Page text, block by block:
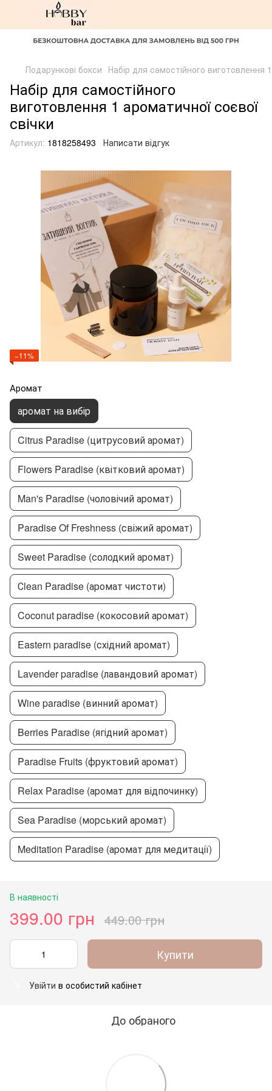
Подарункові бокси Набір для самостійного виготовлення
Набір для самостійного
виготовлення 1 ароматичної соєвої
свічки
Артикул: 1818258493 Написати відгук
−11%
Аромат
аромат на вибір
Citrus Paradise (цитрусовий аромат)
Flowers Paradise (квітковий аромат)
Man's Paradise (чоловічий аромат)
Paradise Of Freshness (свіжий аромат)
Sweet Paradise (солодкий аромат)
Сlean Paradise (аромат чистоти)
Coconut paradise (кокосовий аромат)
Eastern paradise (східний аромат)
Lavender paradise (лавандовий аромат)
Wine paradise (винний аромат)
Berries Paradise (ягідний аромат)
Paradise Fruits (фруктовий аромат)
Relax Paradise (аромат для відпочинку)
Sea Paradise (морський аромат)
Meditation Paradise (аромат для медитації)
В наявності
399.00 грн 449.00 грн
Купити
Увійти в особистий кабінет
До обраного